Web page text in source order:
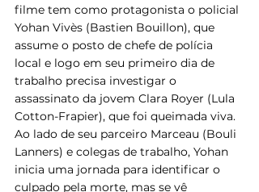
filme tem como protagonista o policial
Yohan Vivès (Bastien Bouillon), que
assume o posto de chefe de polícia
local e logo em seu primeiro dia de
trabalho precisa investigar o
assassinato da jovem Clara Royer (Lula
Cotton-Frapier), que foi queimada viva.
Ao lado de seu parceiro Marceau (Bouli
Lanners) e colegas de trabalho, Yohan
inicia uma jornada para identificar o
culpado pela morte, mas se vê